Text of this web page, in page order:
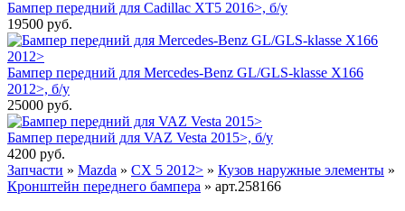
Бампер передний для Cadillac XT5 2016>, б/у
19500 руб.
Бампер передний для Mercedes-Benz GL/GLS-klasse X166
2012>, б/у
25000 руб.
Бампер передний для VAZ Vesta 2015>, б/у
4200 руб.
Запчасти » Mazda » CX 5 2012> » Кузов наружные элементы »
Кронштейн переднего бампера » арт.258166